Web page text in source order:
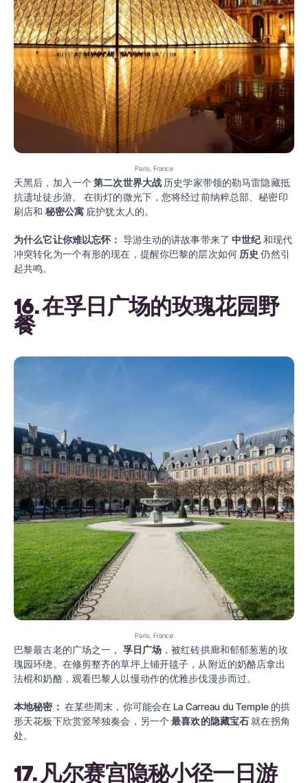
Paris, France
天黑后，加入一个第二次世界大战 历史学家带领的勒马雷隐藏抵
抗遗址徒步游。 在街灯的微光下，您将经过前纳粹总部、秘密印
刷店和 秘密公寓 庇护犹太人的。
为什么它让你难以忘怀： 导游生动的讲故事带来了中世纪和现代
冲突转化为一个有形的现在，提醒你巴黎的层次如何 历史 仍然引
起共鸣。
16. 在孚日广场的玫瑰花园野
餐
Paris, France
巴黎最古老的广场之一， 孚日广场 ，被红砖拱廊和郁郁葱葱的玫
瑰园环绕。在修剪整齐的草坪上铺开毯子，从附近的奶酪店拿出
法棍和奶酪，观看巴黎人以慢动作的优雅步伐漫步而过。
本地秘密： 在某些周末，你可能会在 La Carreau du Temple 的拱
形天花板下欣赏竖琴独奏会，另一个最喜欢的隐藏宝石就在拐角
处。
17. 凡尔赛宫隐秘小径一日游